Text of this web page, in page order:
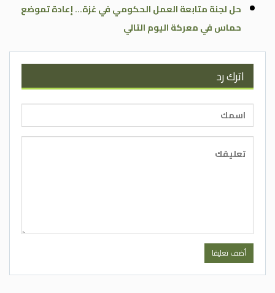
حل لجنة متابعة العمل الحكومي في غزة… إعادة تموضع
حماس في معركة اليوم التالي
اترك رد